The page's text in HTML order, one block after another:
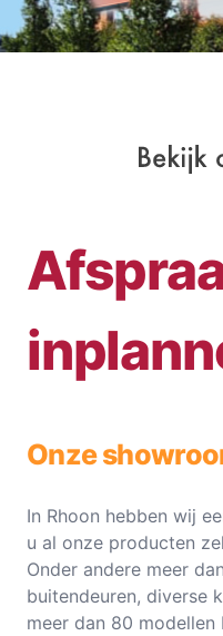
Onze
In Rhoon hebben wij
u al onze producten
Onder andere meer
buitendeuren, diverse
meer dan 80 modellen